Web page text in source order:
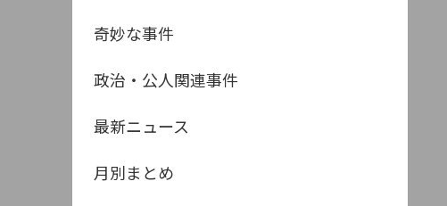
奇妙な事件
政治・公人関連事件
最新ニュース
月別まとめ